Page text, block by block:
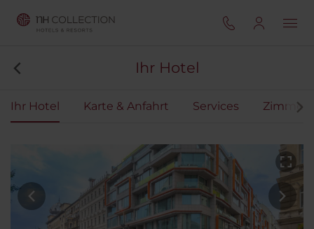
Ihr Hotel
Ihr Hotel Karte & Anfahrt Services Zimmer